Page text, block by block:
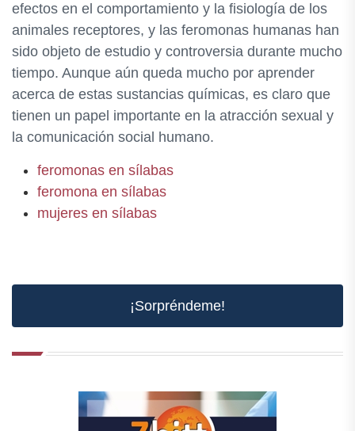
efectos en el comportamiento y la fisiología de los
animales receptores, y las feromonas humanas han
sido objeto de estudio y controversia durante mucho
tiempo. Aunque aún queda mucho por aprender
acerca de estas sustancias químicas, es claro que
tienen un papel importante en la atracción sexual y
la comunicación social humano.
feromonas en sílabas
feromona en sílabas
mujeres en sílabas
¡Sorpréndeme!